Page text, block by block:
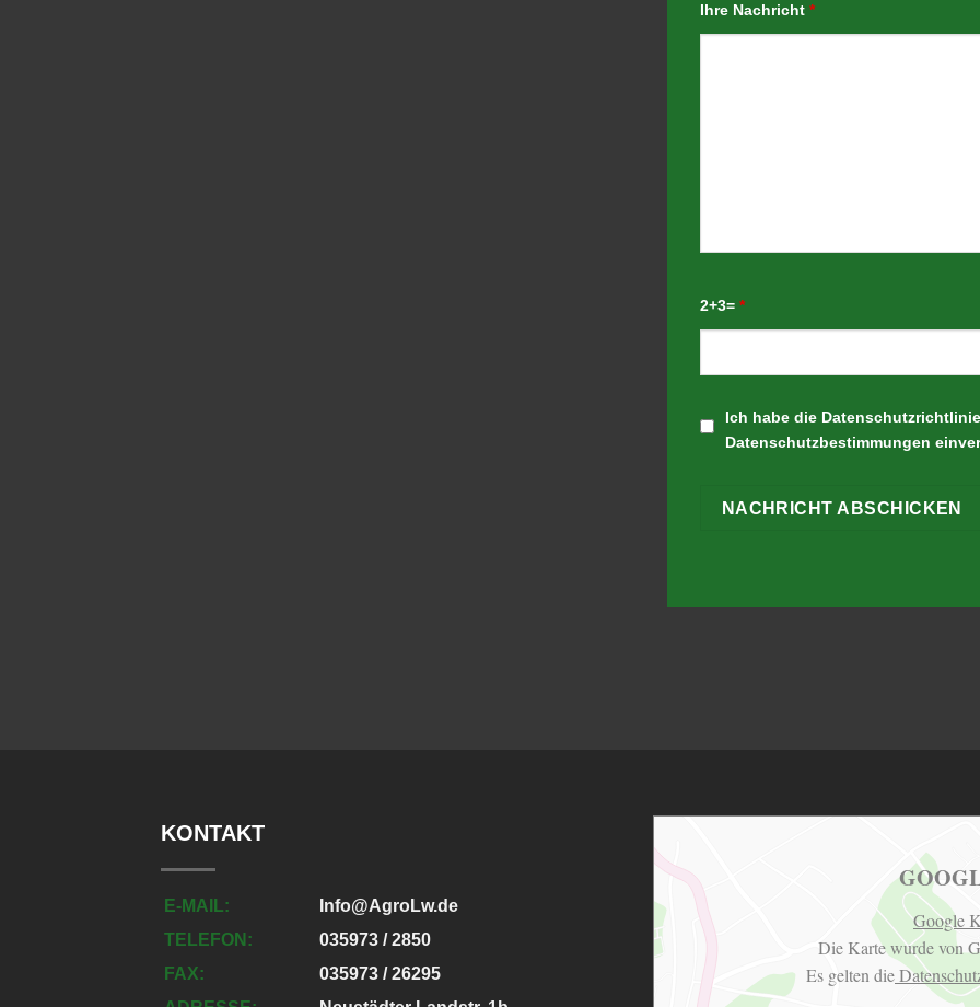
Ihre Nachricht *
2+3= *
Ich habe die
Datenschutzbestimmungen
KONTAKT
E-MAIL:
Info@AgroLw.de
TELEFON:
035973 / 2850
FAX:
035973 / 26295
Google
Die Karte wurde von
Es gelten die